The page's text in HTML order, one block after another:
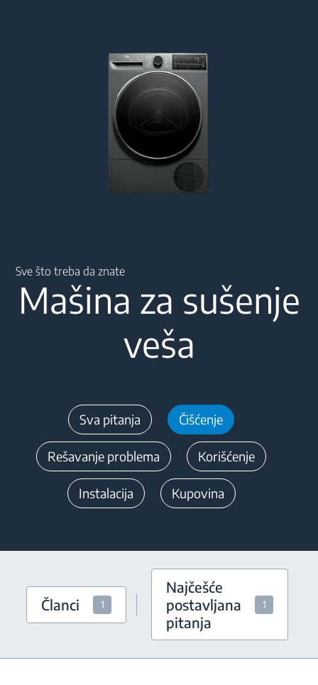
Sve što treba da znate
Mašina za sušenje
veša
Sva pitanja Čišćenje
Rešavanje problema Korišćenje
Instalacija Kupovina
Članci 1
Najčešće
postavljana
pitanja
1